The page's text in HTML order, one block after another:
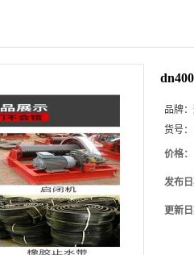
品牌：
货号：
价格：
发布日
更新日